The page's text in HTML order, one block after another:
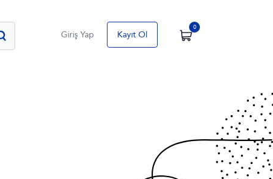
Giriş Yap Kayıt Ol
0